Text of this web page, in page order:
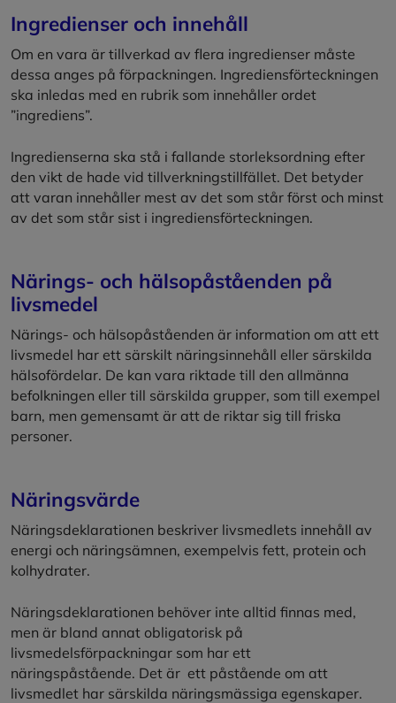
Ingredienser och innehåll
Om en vara är tillverkad av flera ingredienser måste
dessa anges på förpackningen. Ingrediensförteckningen
ska inledas med en rubrik som innehåller ordet
”ingrediens”.
Ingredienserna ska stå i fallande storleksordning efter
den vikt de hade vid tillverkningstillfället. Det betyder
att varan innehåller mest av det som står först och minst
av det som står sist i ingrediensförteckningen.
Närings- och hälsopåståenden på
livsmedel
Närings- och hälsopåståenden är information om att ett
livsmedel har ett särskilt näringsinnehåll eller särskilda
hälsofördelar. De kan vara riktade till den allmänna
befolkningen eller till särskilda grupper, som till exempel
barn, men gemensamt är att de riktar sig till friska
personer.
Näringsvärde
Näringsdeklarationen beskriver livsmedlets innehåll av
energi och näringsämnen, exempelvis fett, protein och
kolhydrater.
Näringsdeklarationen behöver inte alltid finnas med,
men är bland annat obligatorisk på
livsmedelsförpackningar som har ett
näringspåstående. Det är ett påstående om att
livsmedlet har särskilda näringsmässiga egenskaper.